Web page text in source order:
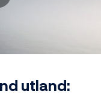
utland: